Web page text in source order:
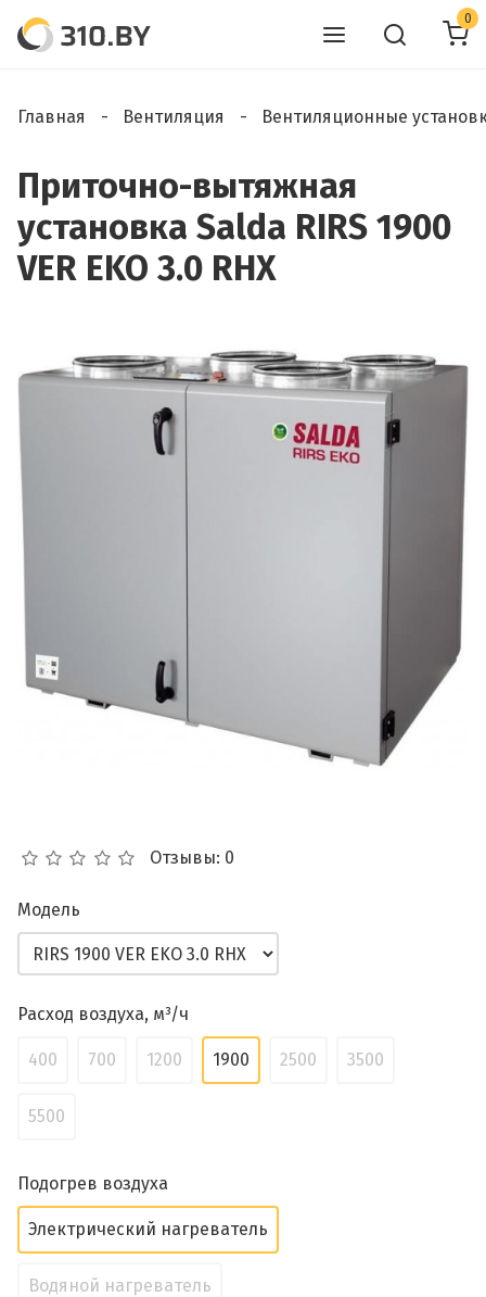
0
Главная Вентиляция Вентиляционные
Приточно-вытяжная
установка Salda RIRS 1900
VER EKO 3.0 RHX
Отзывы: 0
Модель
Расход воздуха, м³/ч
400 700 1200 1900 2500 3500
5500
Подогрев воздуха
Электрический нагреватель
Водяной нагреватель